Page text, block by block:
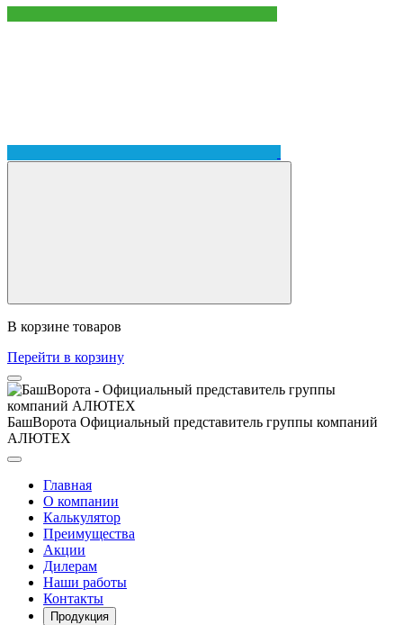
В корзине товаров
Перейти в корзину
БашВорота Официальный представитель группы компаний
АЛЮТЕХ
Главная
О компании
Калькулятор
Преимущества
Акции
Дилерам
Наши работы
Контакты
Продукция